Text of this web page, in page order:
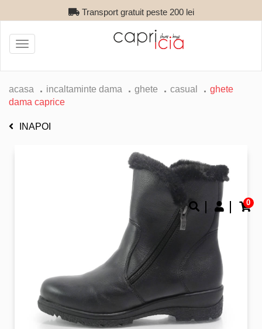
Transport gratuit peste 200 lei
0
Toggle
navigation
acasa incaltaminte dama ghete casual
ghete
dama caprice
INAPOI